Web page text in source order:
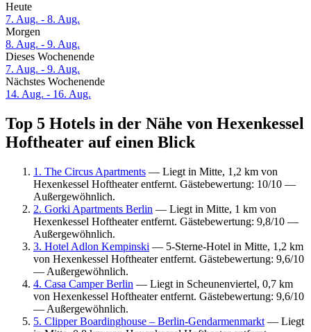
Heute
7. Aug. - 8. Aug.
Morgen
8. Aug. - 9. Aug.
Dieses Wochenende
7. Aug. - 9. Aug.
Nächstes Wochenende
14. Aug. - 16. Aug.
Top 5 Hotels in der Nähe von Hexenkessel
Hoftheater auf einen Blick
1. The Circus Apartments — Liegt in Mitte, 1,2 km von
Hexenkessel Hoftheater entfernt. Gästebewertung: 10/10 —
Außergewöhnlich.
2. Gorki Apartments Berlin — Liegt in Mitte, 1 km von
Hexenkessel Hoftheater entfernt. Gästebewertung: 9,8/10 —
Außergewöhnlich.
3. Hotel Adlon Kempinski — 5-Sterne-Hotel in Mitte, 1,2 km
von Hexenkessel Hoftheater entfernt. Gästebewertung: 9,6/10
— Außergewöhnlich.
4. Casa Camper Berlin — Liegt in Scheunenviertel, 0,7 km
von Hexenkessel Hoftheater entfernt. Gästebewertung: 9,6/10
— Außergewöhnlich.
5. Clipper Boardinghouse – Berlin-Gendarmenmarkt — Liegt